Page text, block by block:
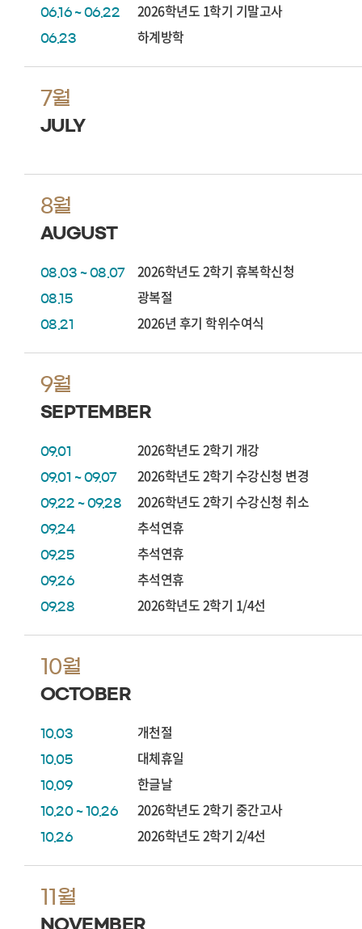
06.16 ~ 06.22 2026학년도 1학기 기말고사
06.23 하계방학
7월
JULY
8월
AUGUST
08.03 ~ 08.07 2026학년도 2학기 휴복학신청
08.15 광복절
08.21 2026년 후기 학위수여식
9월
SEPTEMBER
09.01 2026학년도 2학기 개강
09.01 ~ 09.07 2026학년도 2학기 수강신청 변경
09.22 ~ 09.28 2026학년도 2학기 수강신청 취소
09.24 추석연휴
09.25 추석연휴
09.26 추석연휴
09.28 2026학년도 2학기 1/4선
10월
OCTOBER
10.03 개천절
10.05 대체휴일
10.09 한글날
10.20 ~ 10.26 2026학년도 2학기 중간고사
10.26 2026학년도 2학기 2/4선
11월
NOVEMBER